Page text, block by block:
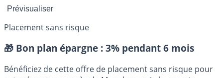
Placement sans risque
🎁 Bon plan épargne : 3% pendant 6 mois